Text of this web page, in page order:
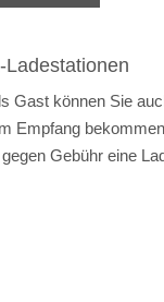
Ladestationen
Gast können Sie
Empfang
Gebühr eine